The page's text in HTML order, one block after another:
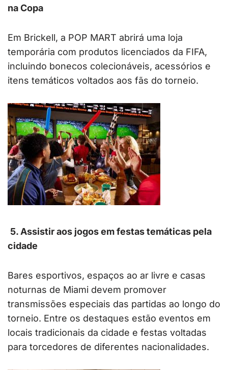
na Copa
Em Brickell, a POP MART abrirá uma loja
temporária com produtos licenciados da FIFA,
incluindo bonecos colecionáveis, acessórios e
itens temáticos voltados aos fãs do torneio.
5. Assistir aos jogos em festas temáticas pela
cidade
Bares esportivos, espaços ao ar livre e casas
noturnas de Miami devem promover
transmissões especiais das partidas ao longo do
torneio. Entre os destaques estão eventos em
locais tradicionais da cidade e festas voltadas
para torcedores de diferentes nacionalidades.